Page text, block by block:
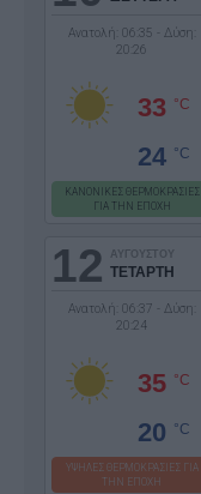
Ανατολή: 06:35 - Δύση:
20:26
33 °C
24 °C
ΚΑΝΟΝΙΚΕΣ ΘΕΡΜΟΚΡΑΣΙΕΣ
ΓΙΑ ΤΗΝ ΕΠΟΧΗ
12 ΑΥΓΟΥΣΤΟΥ
ΤΕΤΑΡΤΗ
Ανατολή: 06:37 - Δύση:
20:24
35 °C
20 °C
ΥΨΗΛΕΣ ΘΕΡΜΟΚΡΑΣΙΕΣ ΓΙΑ
ΤΗΝ ΕΠΟΧΗ